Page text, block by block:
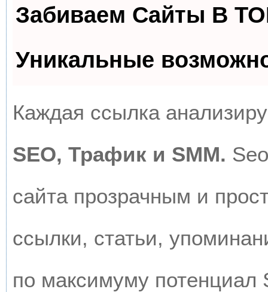
Забиваем Сайты В
Уникальные
Каждая ссылка
SEO, Трафик и SMM.
сайта прозрачным и
ссылки, статьи,
по максимуму потенциал